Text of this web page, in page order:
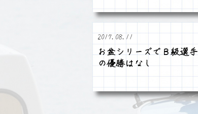
2017.08.11
お盆シリーズでＢ級選手
の優勝はなし